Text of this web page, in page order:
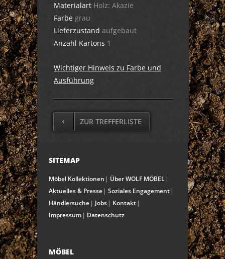
Materialart Holz: Akazie
Farbe grau
Lieferzustand aufgebaut
Anzahl Kartons 1
Wichtiger Hinweis zu Farbe und
Ausführung
ZUR TREFFERLISTE
SITEMAP
Möbel Kollektionen
Über WOLF MÖBEL
Aktuelles & Presse
Soziales Engagement
Händlersuche
Jobs
Kontakt
Impressum
Datenschutz
MÖBEL